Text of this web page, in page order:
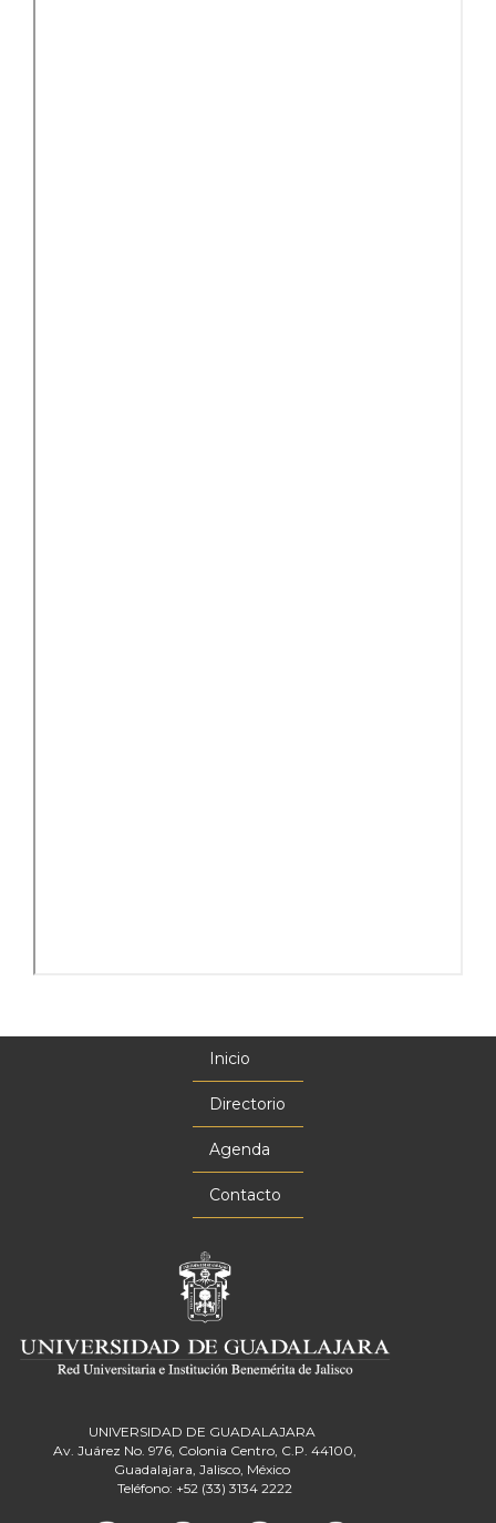
Inicio
Directorio
Agenda
Contacto
UNIVERSIDAD DE GUADALAJARA
Av. Juárez No. 976, Colonia Centro, C.P. 44100,
Guadalajara, Jalisco, México
Teléfono: +52 (33) 3134 2222